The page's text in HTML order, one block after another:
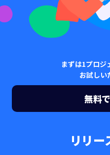
まずは1プロジ
お試しい
無料
リリー